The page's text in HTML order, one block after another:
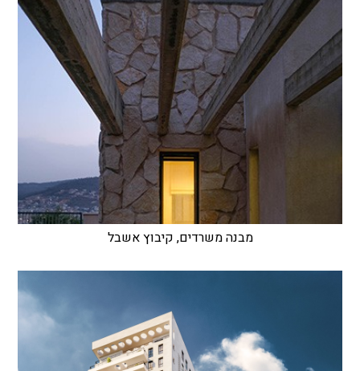
מבנה משרדים, קיבוץ אשבל